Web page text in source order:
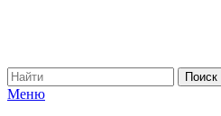
Меню